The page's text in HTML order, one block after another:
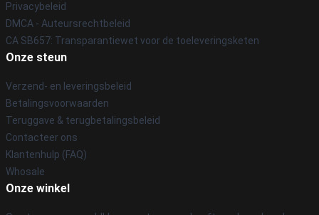
Privacybeleid
DMCA - Auteursrechtbeleid
CA SB657: Transparantiewet voor de toeleveringsketen
Onze steun
Verzend- en leveringsbeleid
Betalingsvoorwaarden
Teruggave & terugbetalingsbeleid
Contacteer ons
Klantenhulp (FAQ)
Whosale
Onze winkel